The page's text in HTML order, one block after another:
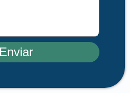
Enviar